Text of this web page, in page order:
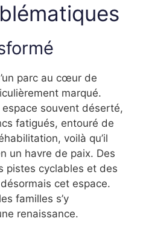
parc au cœur de
marqué.
espace souvent déserté,
fatigués, entouré de
voilà qu’il
un havre de paix. Des
pistes cyclables et des
cet espace.
familles s’y
renaissance.